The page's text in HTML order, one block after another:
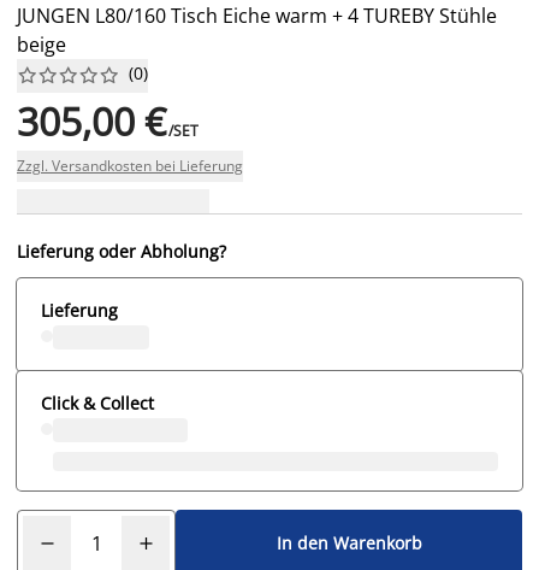
JUNGEN L80/160 Tisch Eiche warm + 4 TUREBY Stühle
beige





 (0)
305,00 €/SET
Zzgl. Versandkosten bei Lieferung
Lieferung oder Abholung?
Lieferung
Click & Collect
In den Warenkorb